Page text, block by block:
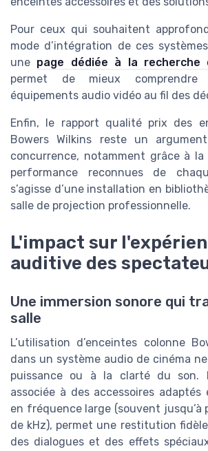
Pour ceux qui souhaitent
mode d’intégration de ces
une page dédiée à la recherche
permet de mieux comprendre
équipements audio vidéo au fil des
Enfin, le rapport qualité prix des
Bowers Wilkins reste un
concurrence, notamment grâce à
performance reconnues de
s’agisse d’une installation en
salle de projection professionnelle.
L'impact sur
auditive des
Une immersion sonore qui
salle
L’utilisation d’enceintes colonne
dans un système audio de cinéma
puissance ou à la clarté du son.
associée à des accessoires
en fréquence large (souvent jusqu’à
de kHz), permet une restitution
des dialogues et des effets